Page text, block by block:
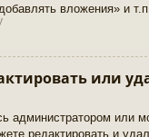
вложения» и т.п.
или
администратором или
редактировать и